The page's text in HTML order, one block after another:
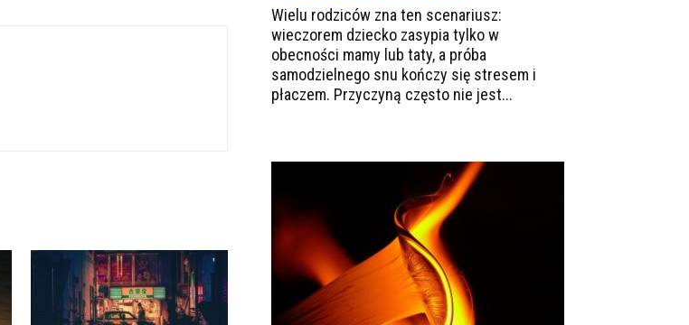
Wielu rodziców zna ten scenariusz:
wieczorem dziecko zasypia tylko w
obecności mamy lub taty, a próba
samodzielnego snu kończy się stresem i
płaczem. Przyczyną często nie jest...